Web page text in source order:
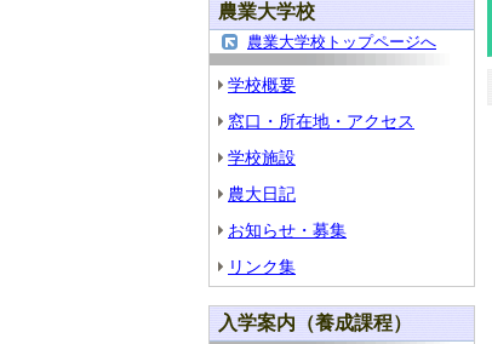
農業大学校
農業大学校トップページへ
学校概要
窓口・所在地・アクセス
学校施設
農大日記
お知らせ・募集
リンク集
入学案内（養成課程）